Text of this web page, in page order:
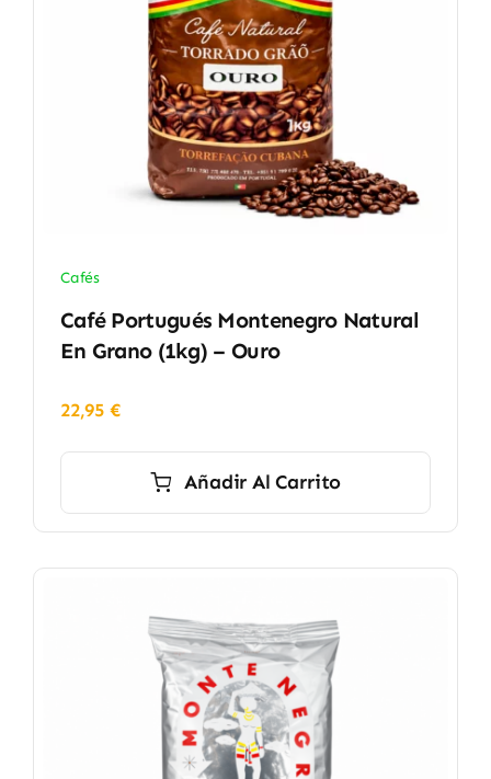
Cafés
Café Portugués Montenegro Natural
En Grano (1kg) – Ouro
22,95 €
Añadir Al Carrito